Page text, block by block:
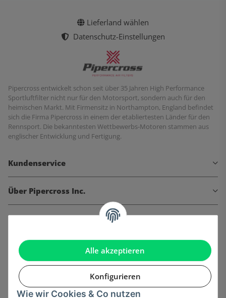
Alle akzeptieren
Konfigurieren
Wie wir Cookies & Co nutzen
Lieferland wählen
Datenschutz-Einstellungen
Pipercross entwickelt schon seit über 35 Jahren High Performance
Sportluftfilter nicht nur für den Motorsport, sondern auch für den
heimischen Markt. Mit Firmensitz in Northampton, England befindet
sich die Firma Pipercross in einem der etabliertesten Länder für den
Rennsport. Die bekanntesten Wettbewerbs-Motoren stammen aus
englischer Entwicklung und Fertigung.
Kundenservice
Über Pipercross Inc.
Informationen
Gesetzliche Informationen